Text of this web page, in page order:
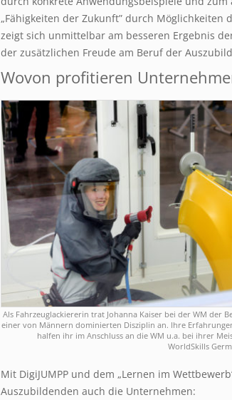
„Fähigkeiten der Zukunft” durch Möglichkeiten
zeigt sich unmittelbar am besseren Ergebnis
der zusätzlichen Freude am Beruf der
Wovon profitieren
Als Fahrzeuglackiererin trat Johanna Kaiser bei der WM der
einer von Männern dominierten Disziplin an. Ihre
halfen ihr im Anschluss an die WM u.a. bei ihrer
WorldSkills
Mit DigiJUMPP und dem „Lernen im
Auszubildenden auch die Unternehmen: